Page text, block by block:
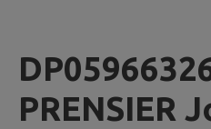
PRENSIER